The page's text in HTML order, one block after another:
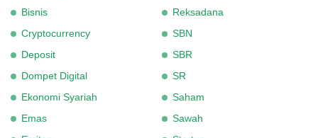
Bisnis
Cryptocurrency
Deposit
Dompet Digital
Ekonomi Syariah
Emas
Reksadana
SBN
SBR
SR
Saham
Sawah